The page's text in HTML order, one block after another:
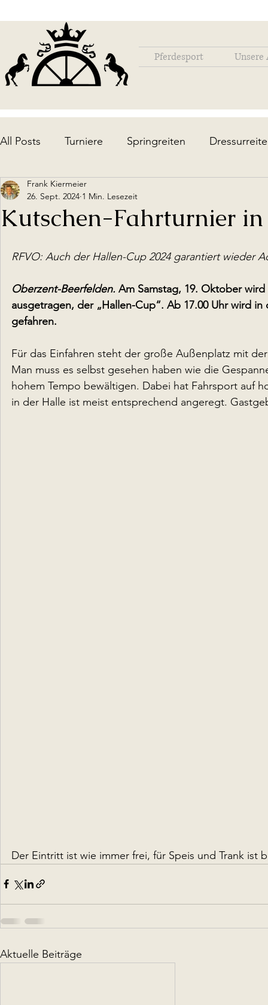
Pferdesport Unsere
All Posts Turniere Springreiten
Lehrgänge / Ausbildung
Kutschen-Fahrturnier in
Frank Kiermeier
26. Sept. 2024 1 Min. Lesezeit
RFVO: Auch der Hallen-Cup 2024 garantiert wieder
Oberzent-Beerfelden. Am Samstag, 19. Oktober
ausgetragen, der „Hallen-Cup“. Ab 17.00 Uhr wird
gefahren.
Für das Einfahren steht der große Außenplatz mit
Man muss es selbst gesehen haben wie die
hohem Tempo bewältigen. Dabei hat Fahrsport auf
in der Halle ist meist entsprechend angeregt.
Der Eintritt ist wie immer frei, für Speis und Trank ist
Aktuelle Beiträge